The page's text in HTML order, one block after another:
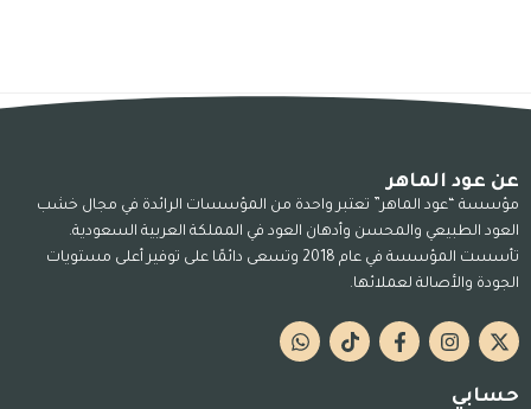
عن عود الماهر
مؤسسة “عود الماهر” تعتبر واحدة من المؤسسات الرائدة في مجال خشب
العود الطبيعي والمحسن وأدهان العود في المملكة العربية السعودية.
تأسست المؤسسة في عام 2018 وتسعى دائمًا على توفير أعلى مستويات
الجودة والأصالة لعملائها.
حسابي